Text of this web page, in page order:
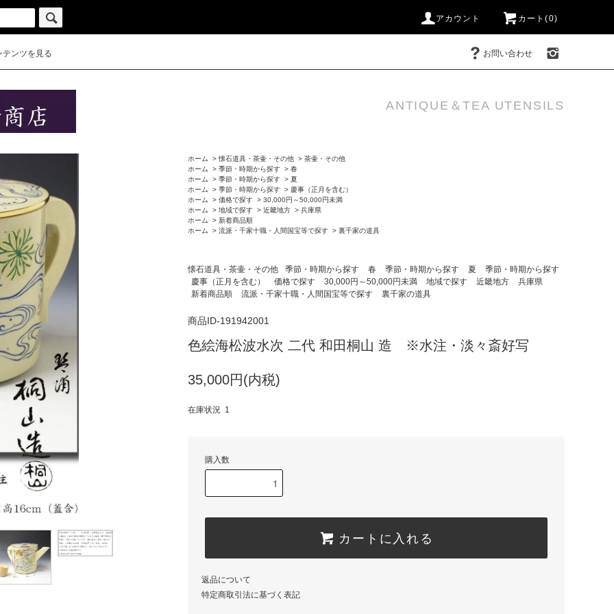
アカウント カート(0)
テンツを見る お問い合わせ
ANTIQUE＆TEA UTENSILS
ホーム > 懐石道具・茶壷・その他 > 茶壷・その他
ホーム
> 季節・時期から探す > 春
ホーム
> 季節・時期から探す > 夏
ホーム
> 季節・時期から探す > 慶事（正月を含む）
ホーム
> 価格で探す > 30,000円～50,000円未満
ホーム
> 地域で探す > 近畿地方 > 兵庫県
ホーム
> 新着商品順
ホーム
> 流派・千家十職・人間国宝等で探す > 裏千家の道具
懐石道具・茶壷・その他 季節・時期から探す 春 季節・時期から探す 夏
季節・時期から探す
慶事（正月を含む）
価格で探す 30,000円～50,000円未満 地域で探す 近畿地方
兵庫県
新着商品順
流派・千家十職・人間国宝等で探す 裏千家の道具
商品ID-191942001
色絵海松波水次 二代 和田桐山 造 ※水注・淡々斎好写
35,000円(内税)
在庫状況 1
購入数
カートに入れる
返品について
特定商取引法に基づく表記